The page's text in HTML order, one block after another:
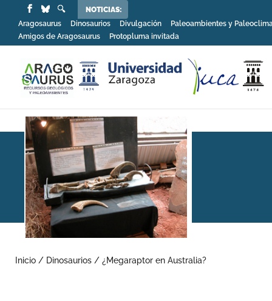
NOTICIAS:
Aragosaurus
Dinosaurios Divulgación Paleoambientes y Paleoclima
Amigos de Aragosaurus
Protopluma invitada
Inicio / Dinosaurios / ¿Megaraptor en Australia?